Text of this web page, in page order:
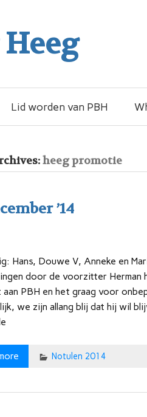
Lid worden van PBH
heeg promotie
’14
Hans, Douwe V, Anneke en
door de voorzitter
PBH en het graag voor
we zijn allang blij dat hij wil
Notulen 2014